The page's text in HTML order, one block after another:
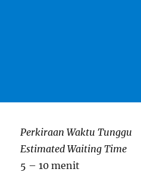
Perkiraan Waktu Tunggu
Estimated Waiting Time
5 – 10 menit